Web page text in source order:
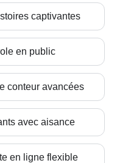
captivantes
en public
conteur avancées
avec aisance
en ligne flexible